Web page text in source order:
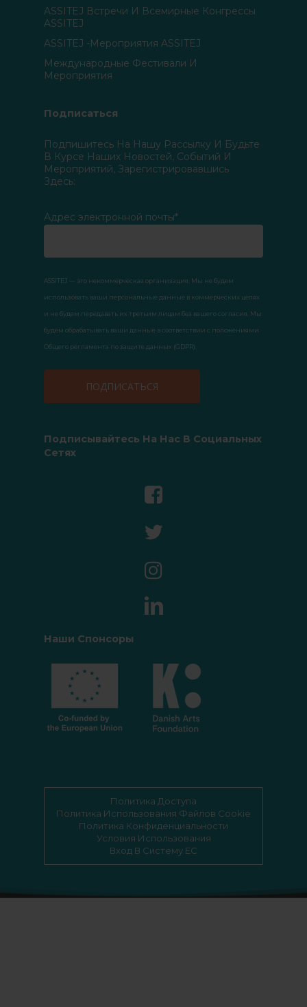
ASSITEJ Встречи И Всемирные Конгрессы
ASSITEJ
ASSITEJ -мероприятия ASSITEJ
Международные Фестивали И
Мероприятия
Подписаться
Подпишитесь На Нашу Рассылку И Будьте
В Курсе Наших Новостей, Событий И
Мероприятий, Зарегистрировавшись
Здесь:
Адрес электронной почты*
ASSITEJ — это некоммерческая организация. Мы не будем
использовать ваши персональные данные в коммерческих целях
и не будем передавать их третьим лицам без вашего согласия. Мы
будем обрабатывать ваши данные в соответствии с положениями
Общего регламента по защите данных (GDPR).
Подписывайтесь На Нас В Социальных
Сетях
Наши Спонсоры
Политика Доступа
Политика Использования Файлов Cookie
Политика Конфиденциальности
Условия Использования
Вход В Систему EC